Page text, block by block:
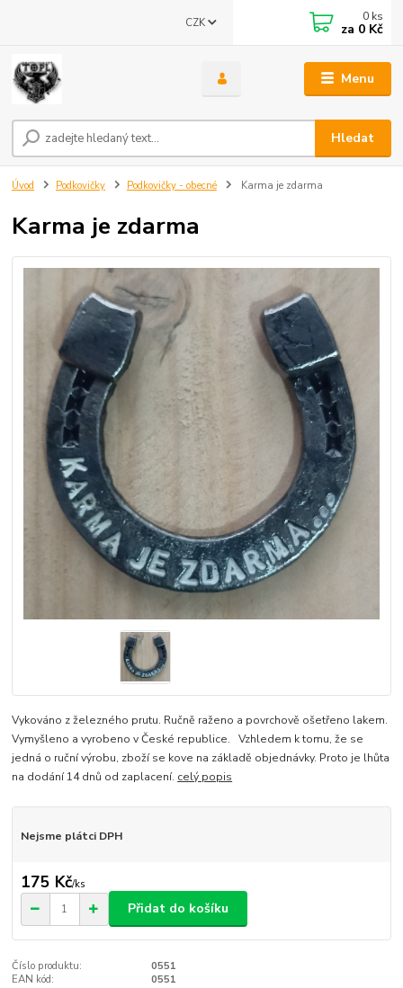
Menu
CZK
Hledat
0 ks
za 0 Kč
Úvod Podkovičky Podkovičky - obecné Karma je zdarma
Karma je zdarma
Vykováno z železného prutu. Ručně raženo a povrchově ošetřeno lakem.
Vymyšleno a vyrobeno v České republice. Vzhledem k tomu, že se
jedná o ruční výrobu, zboží se kove na základě objednávky. Proto je lhůta
na dodání 14 dnů od zaplacení. celý popis
Nejsme plátci DPH
175 Kč/ks
Přidat do košíku
Číslo produktu:
0551
EAN kód:
0551